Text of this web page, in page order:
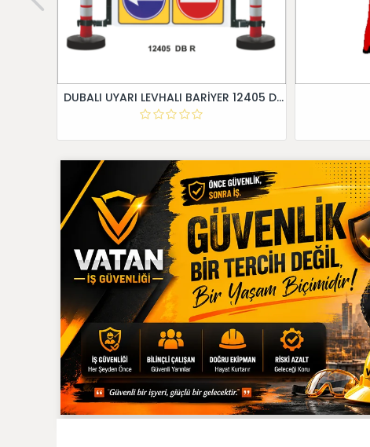
DUBALI UYARI LEVHALI BARİYER 12405 DB R